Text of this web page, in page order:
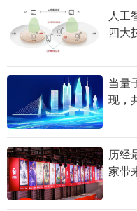
人工
四大
当量
现，
历经
家带